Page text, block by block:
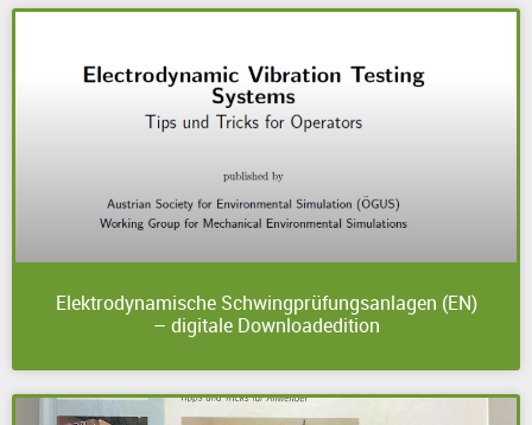
Elektrodynamische Schwingprüfungsanlagen (EN)
– digitale Downloadedition